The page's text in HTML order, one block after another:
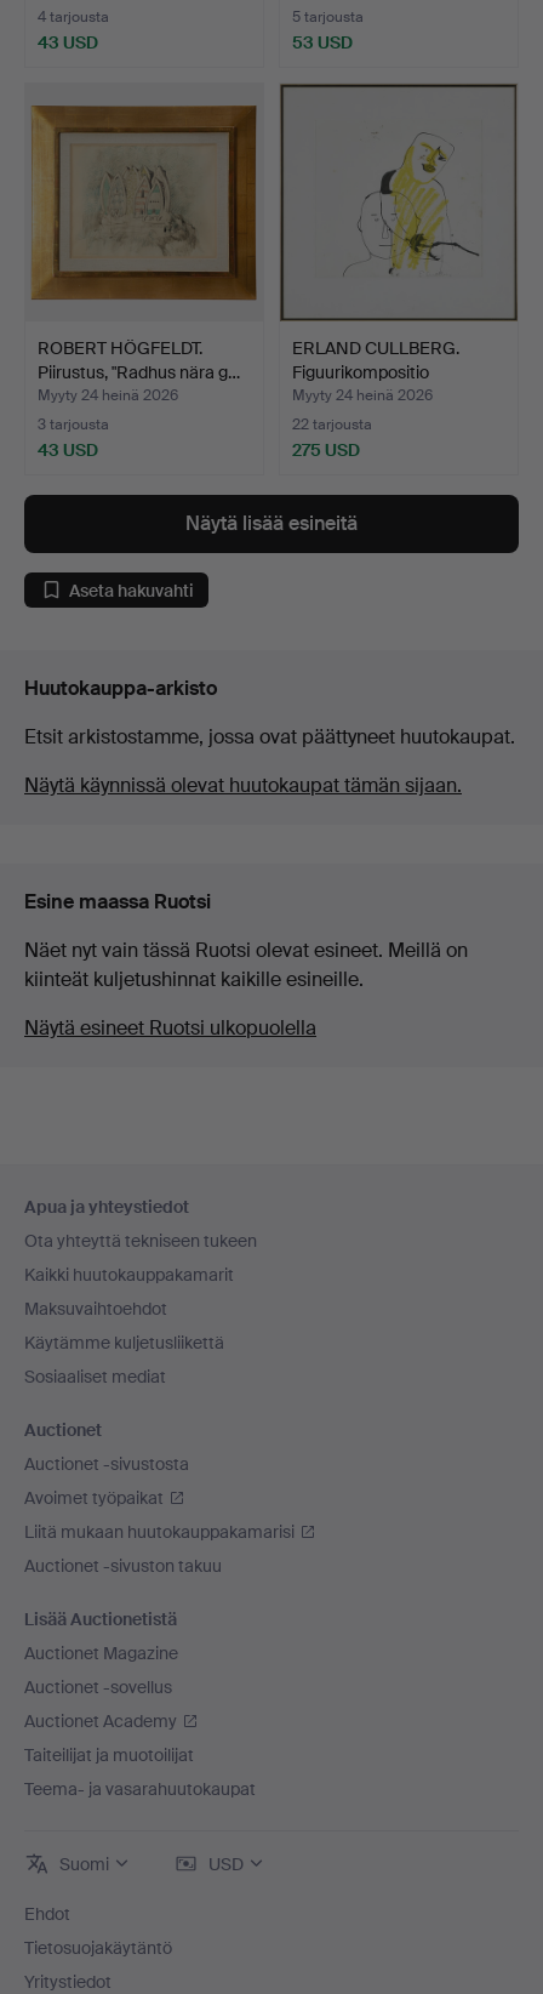
4 tarjousta
43 USD
5 tarjousta
53 USD
ROBERT HÖGFELDT.
Piirustus, "Radhus nära g…
Myyty 24 heinä 2026
3 tarjousta
43 USD
ERLAND CULLBERG.
Figuurikompositio
mustana…
Myyty 24 heinä 2026
22 tarjousta
275 USD
Näytä lisää esineitä
Aseta hakuvahti
Huutokauppa-arkisto
Etsit arkistostamme, jossa ovat päättyneet huutokaupat.
Näytä käynnissä olevat huutokaupat tämän sijaan.
Esine maassa Ruotsi
Näet nyt vain tässä Ruotsi olevat esineet. Meillä on
kiinteät kuljetushinnat kaikille esineille.
Näytä esineet Ruotsi ulkopuolella
Apua ja yhteystiedot
Ota yhteyttä tekniseen tukeen
Kaikki huutokauppakamarit
Maksuvaihtoehdot
Käytämme kuljetusliikettä
Sosiaaliset mediat
Auctionet
Auctionet -sivustosta
Avoimet työpaikat
Liitä mukaan huutokauppakamarisi
Auctionet -sivuston takuu
Lisää Auctionetistä
Auctionet Magazine
Auctionet -sovellus
Auctionet Academy
Taiteilijat ja muotoilijat
Teema- ja vasarahuutokaupat
Suomi USD
Ehdot
Tietosuojakäytäntö
Yritystiedot